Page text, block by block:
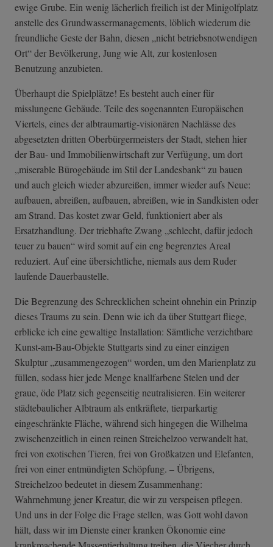
ewige Grube. Ein wenig lächerlich freilich ist der Minigolfplatz
anstelle des Grundwassermanagements, löblich wiederum die
freundliche Geste der Bahn, diesen „nicht betriebsnotwendigen
Ort“ der Bevölkerung, Jung wie Alt, zur kostenlosen
Benutzung anzubieten.
Überhaupt die Spielplätze! Es besteht auch einer für
misslungene Gebäude. Teile des sogenannten Europäischen
Viertels, eines der albtraumartig-visionären Nachlässe des
abgesetzten dritten Oberbürgermeisters der Stadt, stehen hier
der Bau- und Immobilienwirtschaft zur Verfügung, um dort
„miserable Bürogebäude im Stil der Landesbank“ zu bauen
und auch gleich wieder abzureißen, immer wieder aufs Neue:
aufbauen, abreißen, aufbauen, abreißen, wie in Sandkisten oder
am Strand. Das kostet zwar Geld, funktioniert aber als
Ersatzhandlung. Der triebhafte Zwang „schlecht, dafür jedoch
teuer zu bauen“ wird somit auf ein eng begrenztes Areal
reduziert. Auf eine übersichtliche, niemals aus dem Ruder
laufende Dauerbaustelle.
Die Begrenzung des Schrecklichen scheint ohnehin ein Prinzip
dieses Traums zu sein. Denn wie ich da über Stuttgart fliege,
erblicke ich eine gewaltige Installation: Sämtliche verzichtbare
Kunst-am-Bau-Objekte Stuttgarts sind zu einer einzigen
Skulptur „zusammengezogen“ worden, um den Marienplatz zu
füllen, sodass hier jede Menge knallfarbene Stelen und der
graue, öde Platz sich gegenseitig neutralisieren. Ein weiterer
städtebaulicher Albtraum als entkräftete, tierparkartig
eingeschränkte Fläche, während sich hingegen die Wilhelma
zwischenzeitlich in einen reinen Streichelzoo verwandelt hat,
frei von exotischen Tieren, frei von Großkatzen und Elefanten,
frei von einer entmündigten Schöpfung. – Übrigens,
Streichelzoo bedeutet in diesem Zusammenhang:
Wahrnehmung jener Kreatur, die wir zu verspeisen pflegen.
Und uns in der Folge die Frage stellen, was Gott wohl davon
hält, dass wir im Dienste einer kranken Ökonomie eine